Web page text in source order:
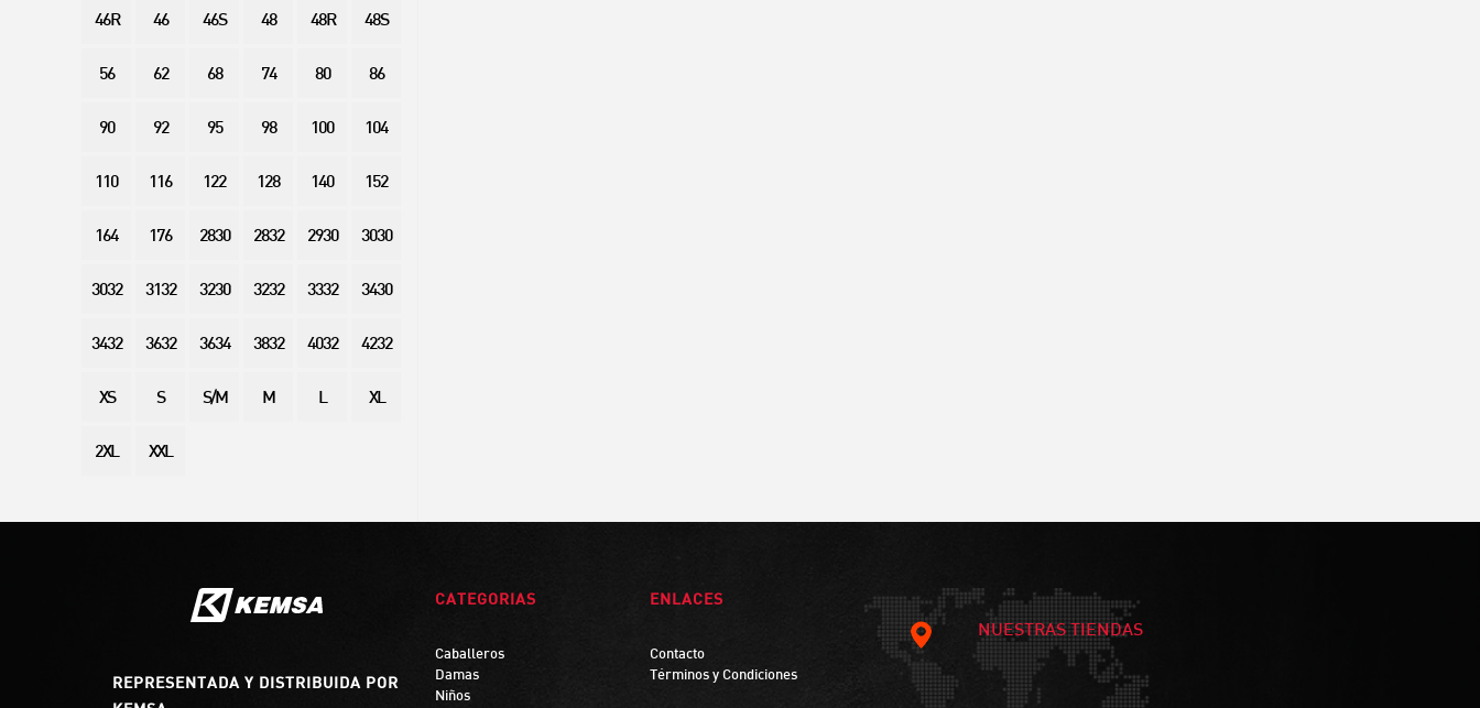
46R 46 46S 48 48R 48S
56 62 68 74 80 86
90 92 95 98 100 104
110 116 122 128 140 152
164 176 2830 2832 2930 3030
3032 3132 3230 3232 3332 3430
3432 3632 3634 3832 4032 4232
XS S S/M M L XL
2XL XXL
REPRESENTADA Y DISTRIBUIDA POR
CATEGORIAS
Caballeros
Damas
Niños
ENLACES
Contacto
Términos y Condiciones
NUESTRAS TIENDAS